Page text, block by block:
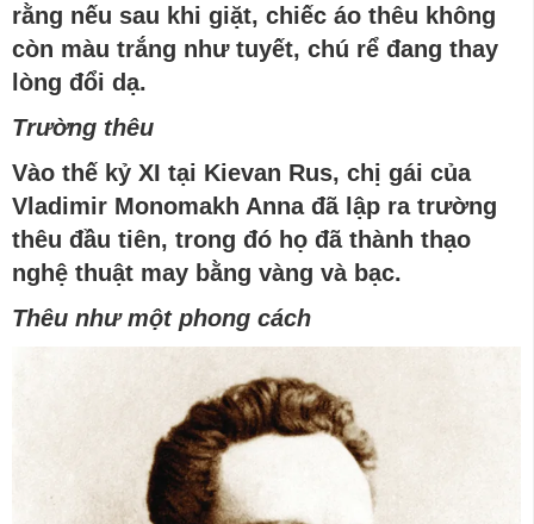
rằng nếu sau khi giặt, chiếc áo thêu không
còn màu trắng như tuyết, chú rể đang thay
lòng đổi dạ.
Trường thêu
Vào thế kỷ XI tại Kievan Rus, chị gái của
Vladimir Monomakh Anna đã lập ra trường
thêu đầu tiên, trong đó họ đãthành thạo
nghệ thuật may bằng vàng và bạc.
Thêu như một phong cách